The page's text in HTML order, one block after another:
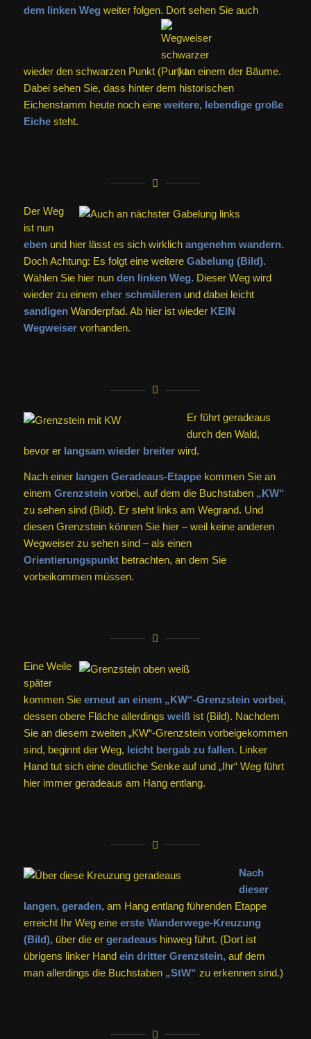
dem linken Weg weiter folgen. Dort sehen Sie auch
wieder den schwarzen Punkt (
) an einem der Bäume.
Dabei sehen Sie, dass hinter dem historischen
Eichenstamm heute noch eine weitere, lebendige große
Eichesteht.
Der Weg
ist nun
ebenund hier lässt es sich wirklich angenehm wandern.
Doch Achtung: Es folgt eine weitere Gabelung (Bild).
Wählen Sie hier nun den linken Weg. Dieser Weg wird
wieder zu einem eher schmälerenund dabei leicht
sandigenWanderpfad. Ab hier ist wieder KEIN
Wegweiservorhanden.
Er führt geradeaus
durch den Wald,
bevor er langsam wieder breiterwird.
Nach einer langen Geradeaus-Etappekommen Sie an
einem Grenzsteinvorbei, auf dem die Buchstaben „KW“
zu sehen sind (Bild). Er steht links am Wegrand. Und
diesen Grenzstein können Sie hier – weil keine anderen
Wegweiser zu sehen sind – als einen
Orientierungspunktbetrachten, an dem Sie
vorbeikommen müssen.
Eine Weile
später
kommen Sie erneut an einem „KW“-Grenzstein vorbei,
dessen obere Fläche allerdings weiß ist (Bild). Nachdem
Sie an diesem zweiten „KW“-Grenzstein vorbeigekommen
sind, beginnt der Weg, leicht bergab zu fallen. Linker
Hand tut sich eine deutliche Senke auf und „Ihr“ Weg führt
hier immer geradeaus am Hang entlang.
Nach
dieser
langen, geraden,am Hang entlang führenden Etappe
erreicht Ihr Weg eine erste Wanderwege-Kreuzung
(Bild),über die er geradeaushinweg führt. (Dort ist
übrigens linker Hand ein dritter Grenzstein,auf dem
man allerdings die Buchstaben „StW“ zu erkennen sind.)